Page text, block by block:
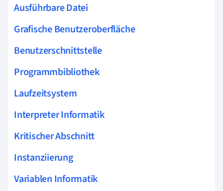
Ausführbare Datei
Grafische Benutzeroberfläche
Benutzerschnittstelle
Programmbibliothek
Laufzeitsystem
Interpreter Informatik
Kritischer Abschnitt
Instanziierung
Variablen Informatik